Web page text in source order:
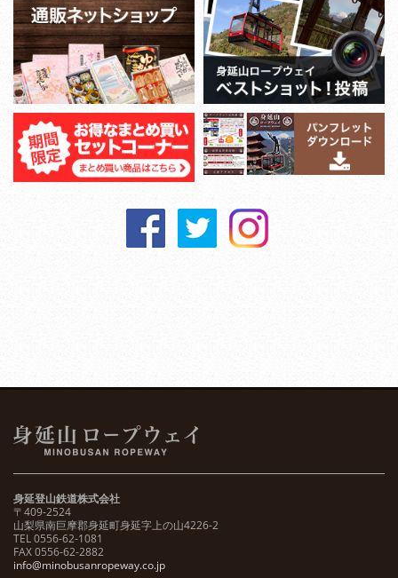
身延登山鉄道株式会社
〒409-2524
山梨県南巨摩郡身延町身延字上の山4226-2
TEL 0556-62-1081
FAX 0556-62-2882
info@minobusanropeway.co.jp